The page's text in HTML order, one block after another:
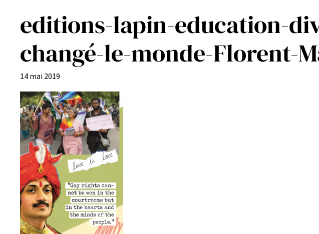
editions-lapin-education-
changé-le-monde-Florent-
14 mai 2019